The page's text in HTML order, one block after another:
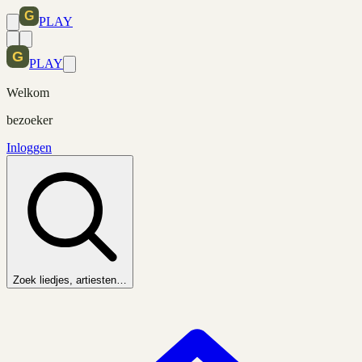
PLAY
PLAY
Welkom
bezoeker
Inloggen
Zoek liedjes, artiesten…